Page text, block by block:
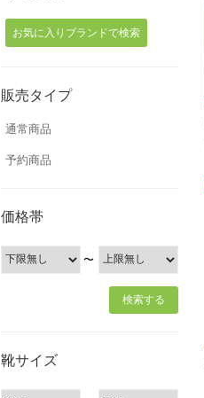
お気に入りブランドで検索
販売タイプ
通常商品
予約商品
価格帯
〜
靴サイズ